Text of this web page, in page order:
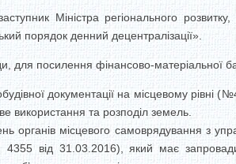
Міністра регіонального
порядок денний децентралізації».
для посилення фінансово-матеріальної
документації на місцевому рівні
використання та розподіл земель.
органів місцевого самоврядування з
від 31.03.2016), який має